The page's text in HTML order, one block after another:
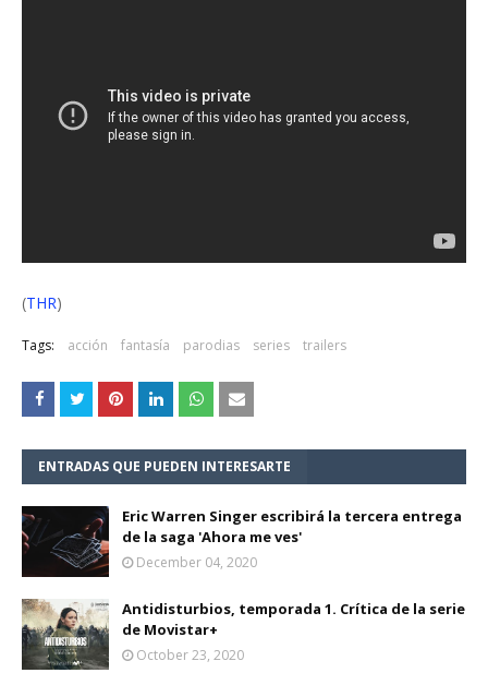
(THR)
Tags: acción fantasía parodias series trailers
ENTRADAS QUE PUEDEN INTERESARTE
Eric Warren Singer escribirá la tercera entrega
de la saga 'Ahora me ves'
December 04, 2020
Antidisturbios, temporada 1. Crítica de la serie
de Movistar+
October 23, 2020